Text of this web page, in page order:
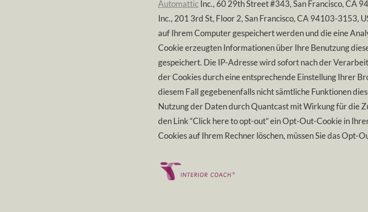
AutomatticInc., 60 29th Street #343, San Francisco, CA
Inc., 201 3rd St, Floor 2, San Francisco, CA 94103-3153,
auf Ihrem Computer gespeichert werden und die eine
Cookie erzeugten Informationen über Ihre Benutzung
gespeichert. Die IP-Adresse wird sofort nach der
der Cookies durch eine entsprechende Einstellung Ihrer
diesem Fall gegebenenfalls nicht sämtliche Funktionen
Nutzung der Daten durch Quantcast mit Wirkung für die
den Link “Click here to opt-out” ein Opt-Out-Cookie in
Cookies auf Ihrem Rechner löschen, müssen Sie das Opt-